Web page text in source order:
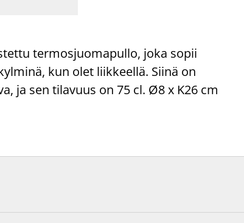
termosjuomapullo, joka sopii
kun olet liikkeellä. Siinä on
ja sen tilavuus on 75 cl. Ø8 x K26 cm